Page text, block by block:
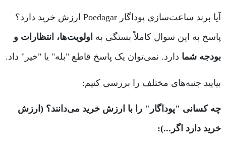
آیا برند ساعت‌سازی پوداگار Poedagar ارزش خرید دارد؟
پاسخ به این سوال کاملاً بستگی به اولویت‌ها، انتظارات و
بودجه شما دارد. نمی‌توان یک پاسخ قاطع "بله" یا "خیر" داد.
بیایید جنبه‌های مختلف را بررسی کنیم:
چه کسانی "پوداگار" را با ارزش خرید می‌دانند؟ (ارزش
خرید دارد اگر...):